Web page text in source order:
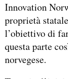
Innovation
proprietà
l’obiettivo di
questa parte
norvegese.